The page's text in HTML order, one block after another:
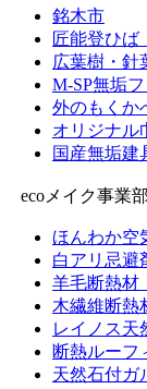
銘木市
匠能登ひば
広葉樹・
M-SP無垢
外のもくか
オリジナル
国産無垢
ecoメイク事業部
ほんわか
白アリ忌
羊毛断熱
木繊維断
レイノス天
断熱ルー
天然石付